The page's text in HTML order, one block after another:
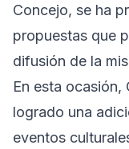
Concejo, se ha
propuestas que
difusión de la
En esta ocasión,
logrado una
eventos